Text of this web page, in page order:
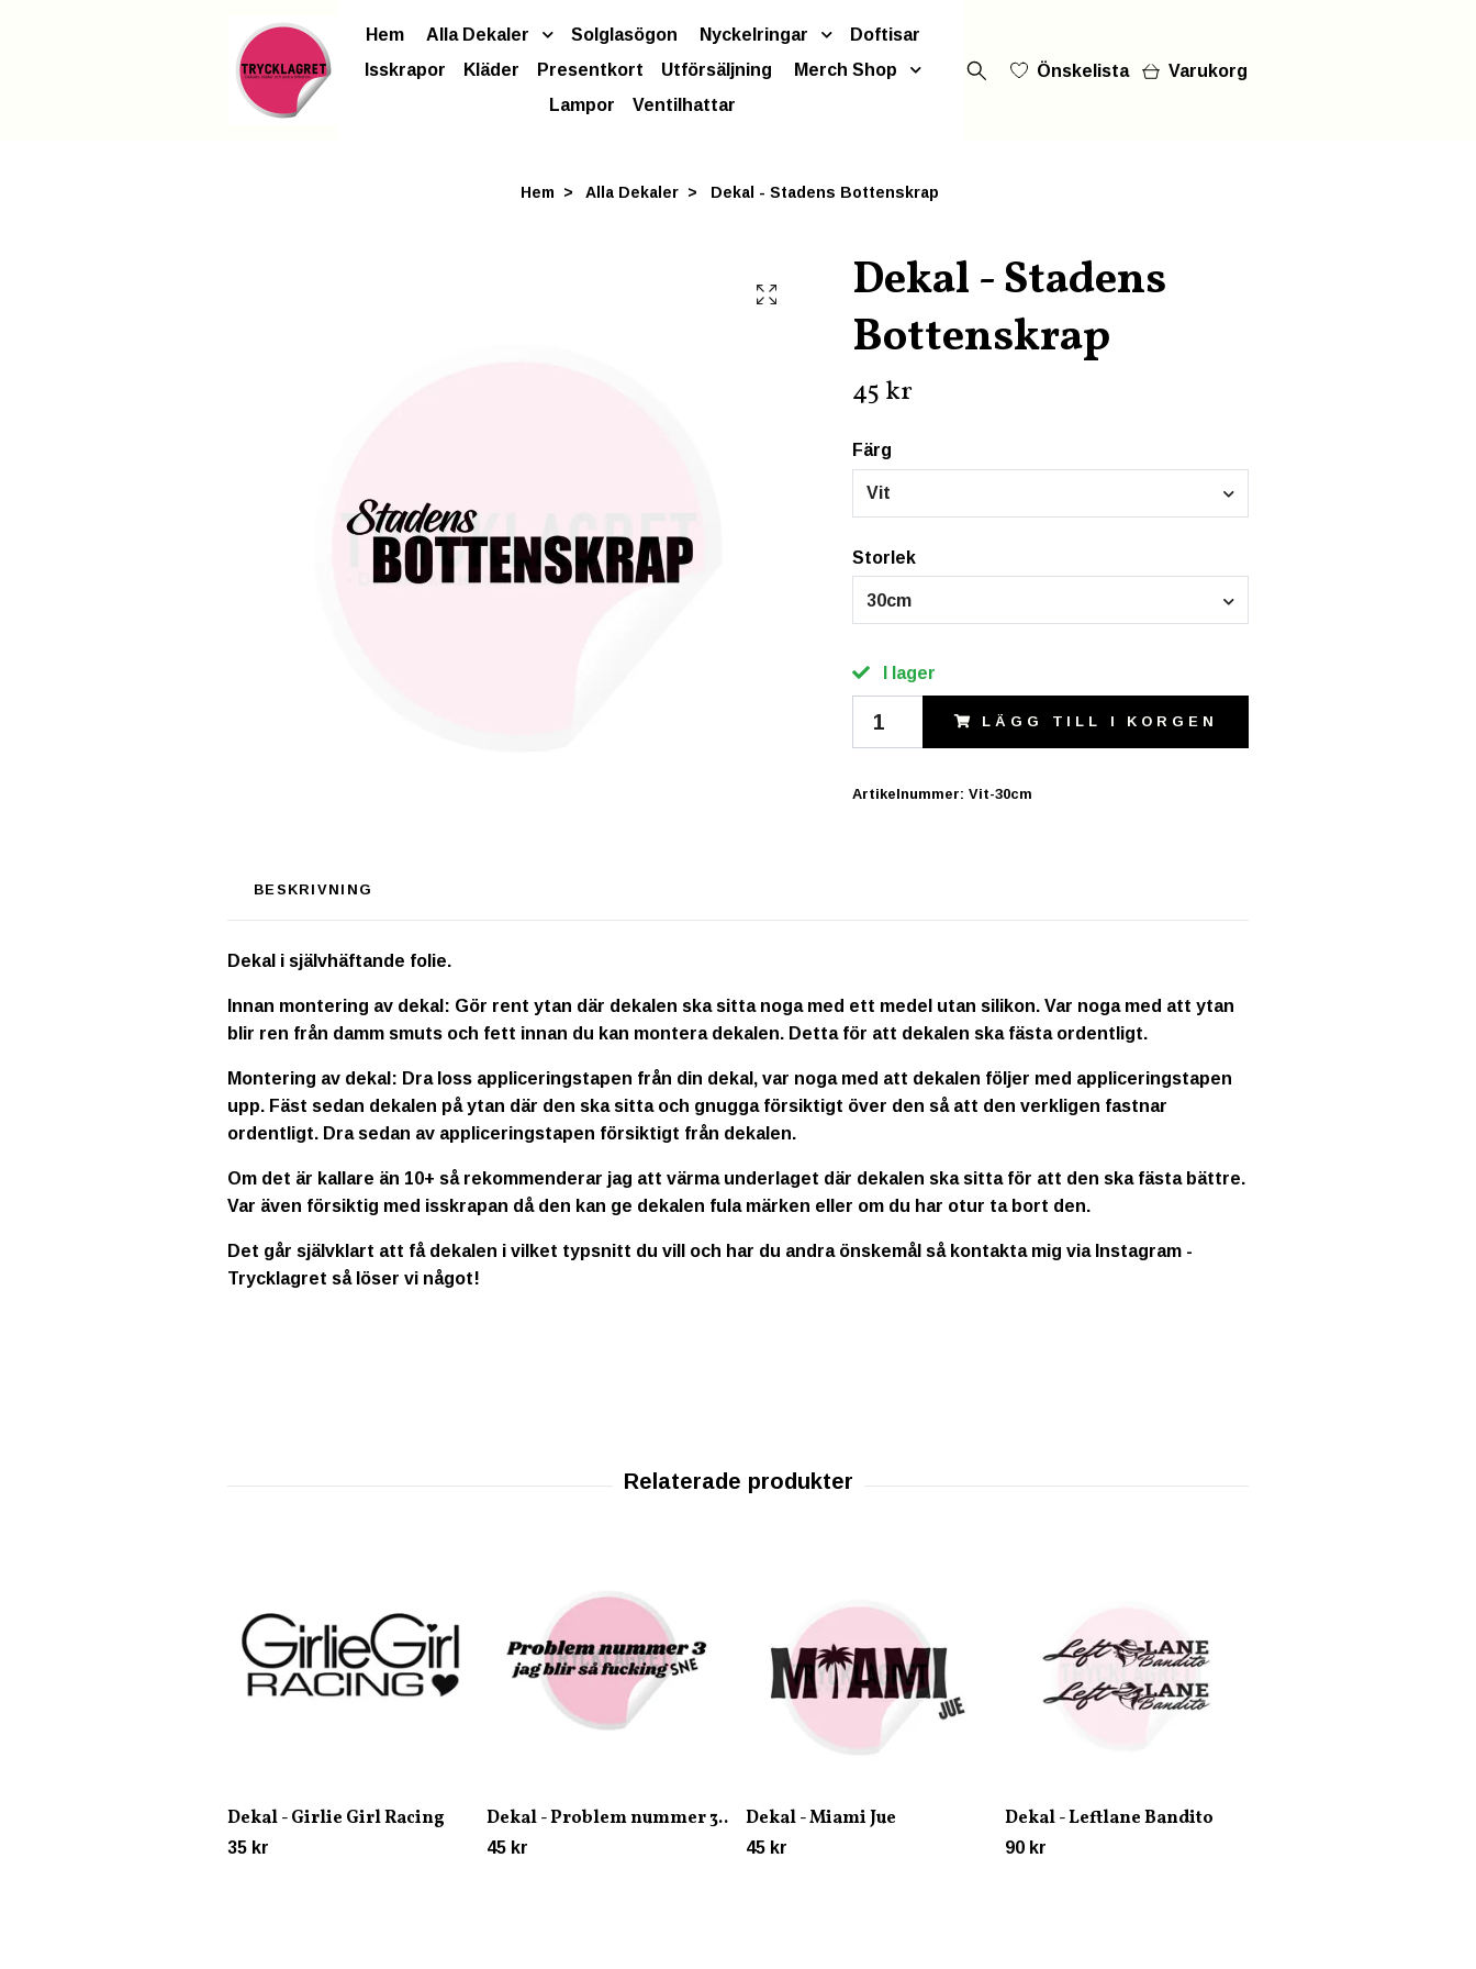
Hem Alla Dekaler Solglasögon Nyckelringar
Doftisar
Isskrapor
Kläder Presentkort Utförsäljning
Merch Shop
Lampor
Ventilhattar
Önskelista Varukorg
Hem Alla Dekaler Dekal - Stadens Bottenskrap
Dekal - Stadens
Bottenskrap
45 kr
Färg
Vit
Storlek
30cm
I lager
LÄGG TILL I KORGEN
Artikelnummer: Vit-30cm
BESKRIVNING
Dekal i självhäftande folie.
Innan montering av dekal: Gör rent ytan där dekalen ska sitta noga med ett medel utan silikon. Var noga med att ytan
blir ren från damm smuts och fett innan du kan montera dekalen. Detta för att dekalen ska fästa ordentligt.
Montering av dekal: Dra loss appliceringstapen från din dekal, var noga med att dekalen följer med appliceringstapen
upp. Fäst sedan dekalen på ytan där den ska sitta och gnugga försiktigt över den så att den verkligen fastnar
ordentligt. Dra sedan av appliceringstapen försiktigt från dekalen.
Om det är kallare än 10+ så rekommenderar jag att värma underlaget där dekalen ska sitta för att den ska fästa bättre.
Var även försiktig med isskrapan då den kan ge dekalen fula märken eller om du har otur ta bort den.
Det går självklart att få dekalen i vilket typsnitt du vill och har du andra önskemål så kontakta mig via Instagram -
Trycklagret så löser vi något!
Dekal - Girlie Girl Racing
35 kr
Dekal - Problem nummer 3..
45 kr
Dekal - Miami Jue
45 kr
Dekal - Leftlane Bandito
90 kr